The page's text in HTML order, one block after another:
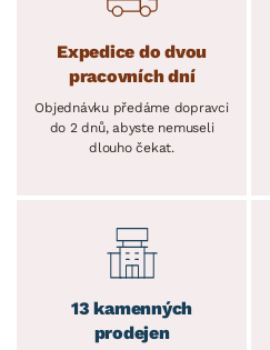
Expedice do dvou
pracovních dní
Objednávku předáme dopravci
do 2 dnů, abyste nemuseli
dlouho čekat.
13 kamenných
prodejen